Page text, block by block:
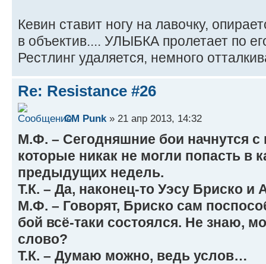
Кевин ставит ногу на лавочку,
в объектив.... УЛЫБКА пролетает по
Рестлинг удаляется, немного
Re: Resistance #26
CM Punk » 21 апр 2013, 14:32
М.Ф. – Сегодняшние бои начнутся с
которые никак не могли попасть в
предыдущих недель.
Т.К. – Да, наконец-то Уэсу Бриско и
М.Ф. – Говорят, Бриско сам
бой всё-таки состоялся. Не знаю,
слово?
Т.К. – Думаю можно, ведь услов…